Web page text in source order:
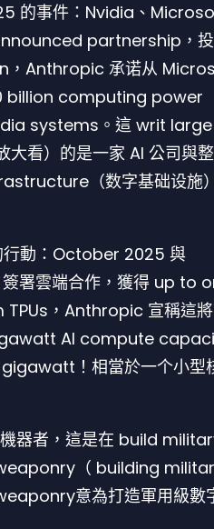
的事件：Nvidia、
partnership，
，Anthropic 承诺从
billion computing power
systems。這 writ
看）的是一家 AI 公司與
（数字基础设施
動：October 2025 與
署雲端合作，獲得 up to
，Anthropic 宣稱這
AI compute
！相當於一个小型
器者，這是在 build
（ building
意為打造軍用級數